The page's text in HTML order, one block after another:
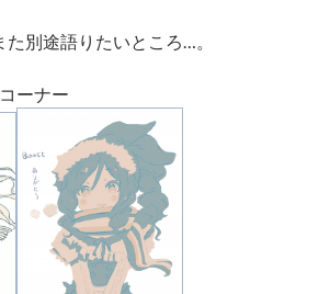
別途語りたいところ…。
ーナー